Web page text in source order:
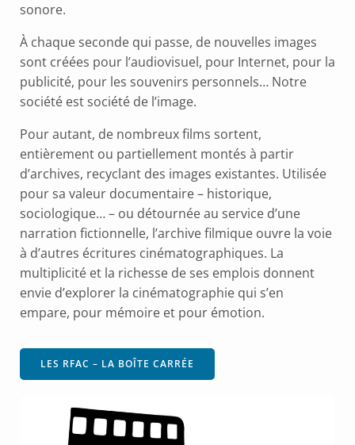
sonore.
À chaque seconde qui passe, de nouvelles images
sont créées pour l’audiovisuel, pour Internet, pour la
publicité, pour les souvenirs personnels… Notre
société est société de l’image.
Pour autant, de nombreux films sortent,
entièrement ou partiellement montés à partir
d’archives, recyclant des images existantes. Utilisée
pour sa valeur documentaire – historique,
sociologique… – ou détournée au service d’une
narration fictionnelle, l’archive filmique ouvre la voie
à d’autres écritures cinématographiques. La
multiplicité et la richesse de ses emplois donnent
envie d’explorer la cinématographie qui s’en
empare, pour mémoire et pour émotion.
LES RFAC – LA BOÎTE CARRÉE